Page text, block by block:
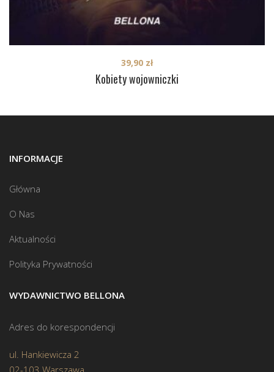
Kobiety wojowniczki
39,90 zł
INFORMACJE
Główna
O Nas
Aktualności
Polityka Prywatności
WYDAWNICTWO BELLONA
Adres do korespondencji
ul. Hankiewicza 2
02-103 Warszawa